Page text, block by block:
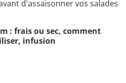
d'assaisonner vos salades
: frais ou sec, comment
infusion